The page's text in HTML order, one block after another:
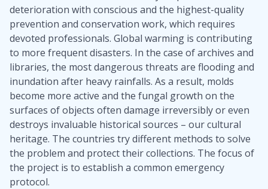
deterioration with conscious and the highest-quality
prevention and conservation work, which requires
devoted professionals. Global warming is contributing
to more frequent disasters. In the case of archives and
libraries, the most dangerous threats are flooding and
inundation after heavy rainfalls. As a result, molds
become more active and the fungal growth on the
surfaces of objects often damage irreversibly or even
destroys invaluable historical sources – our cultural
heritage. The countries try different methods to solve
the problem and protect their collections. The focus of
the project is to establish a common emergency
protocol.